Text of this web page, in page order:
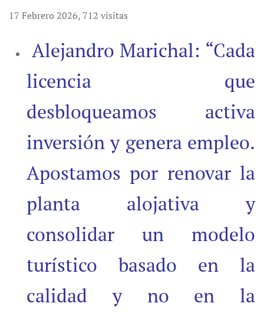
17 Febrero 2026, 712 visitas
Alejandro Marichal: “Cada
licencia que
desbloqueamos activa
inversión y genera empleo.
Apostamos por renovar la
planta alojativa y
consolidar un modelo
turístico basado en la
calidad y no en la